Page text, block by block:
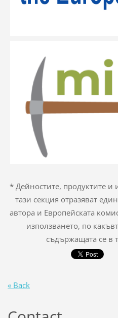
* Дейностите, продуктите
тази секция отразяват
автора и Европейската
използването, по
съдържащата се в
« Back